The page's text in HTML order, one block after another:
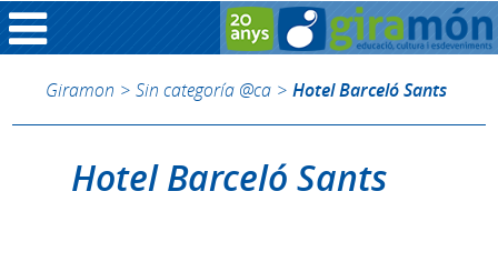
Giramon > Sin categoría @ca > Hotel Barceló Sants
Hotel Barceló Sants